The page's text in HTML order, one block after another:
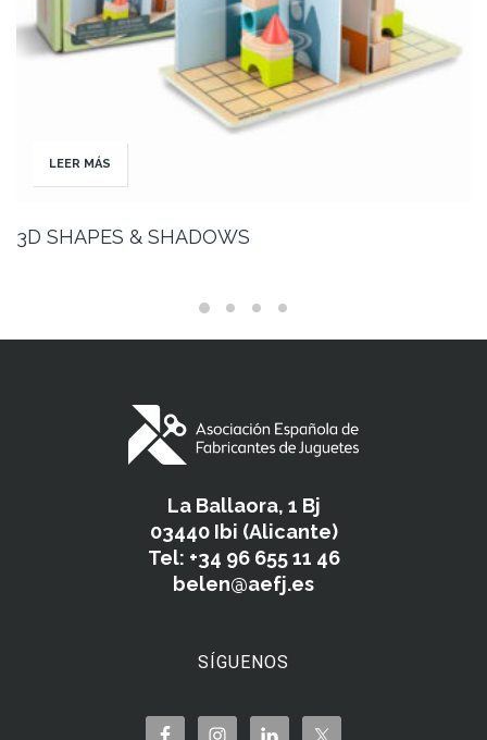
LEER MÁS
3D SHAPES & SHADOWS
La Ballaora, 1 Bj
03440 Ibi (Alicante)
Tel: +34 96 655 11 46
belen@aefj.es
SÍGUENOS